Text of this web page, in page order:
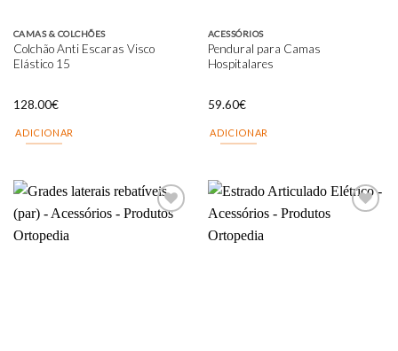
CAMAS & COLCHÕES
Colchão Anti Escaras Visco
Elástico 15
128.00€
ADICIONAR
ACESSÓRIOS
Pendural para Camas
Hospitalares
59.60€
ADICIONAR